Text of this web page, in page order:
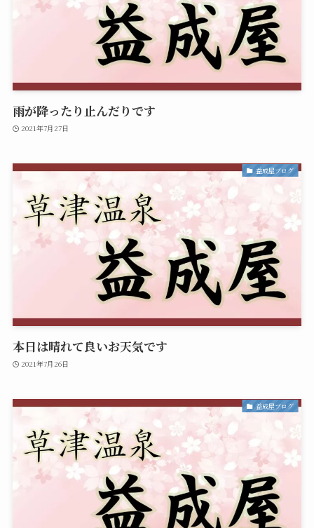
雨が降ったり止んだりです
2021年7月27日
益成屋ブログ
本日は晴れて良いお天気です
2021年7月26日
益成屋ブログ